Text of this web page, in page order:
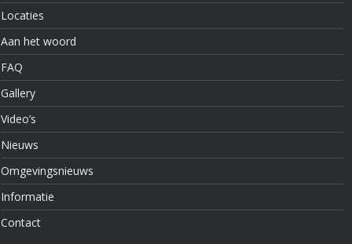
Locaties
Aan het woord
FAQ
Gallery
Video’s
Nieuws
Omgevingsnieuws
Informatie
Contact